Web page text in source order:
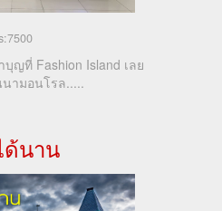
7500
ญที่ Fashion Island เลย
ามอนโรล.....
ด้นาน